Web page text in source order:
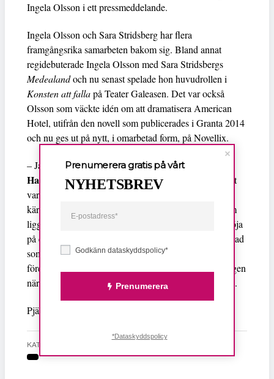
Ingela Olsson i ett pressmeddelande.
Ingela Olsson och Sara Stridsberg har flera
framgångsrika samarbeten bakom sig. Bland annat
regidebuterade Ingela Olsson med Sara Stridsbergs
Medealandoch nu senast spelade hon huvudrollen i
Konsten att fallapå Teater Galeasen. Det var också
Olsson som väckte idén om att dramatisera American
Hotel, utifrån den novell som publicerades i Granta 2014
och nu ges ut på nytt, i omarbetad form, på Novellix.
– Jag såg några bilder av konstnärenAnnika von
Hausswolfsom hon hade tagit i Detroit, jag tror att det
var en övergiven skola, och i de bilderna dök en
kärlekshistoria upp, som en blixt i mig. En kvinna som
ligger och väntar i vita jeans och Daimler Chrystler-tröja
på en man i den övergivna byggnaden. Jag tänkte på vad
som kommer efter kapitalismen, efter det som vi
föreställde oss som framtiden och vart kärleken tar vägen
när världen omkring oss rämnar, säger Sara Stridsberg.
Pjäsen har urpremiär på Lilla scenen 4 mars.
KATEGORI
Godkänn dataskyddspolicy*
Prenumerera
Prenumerera gratis på vårt
NYHETSBREV
*Dataskyddspolicy